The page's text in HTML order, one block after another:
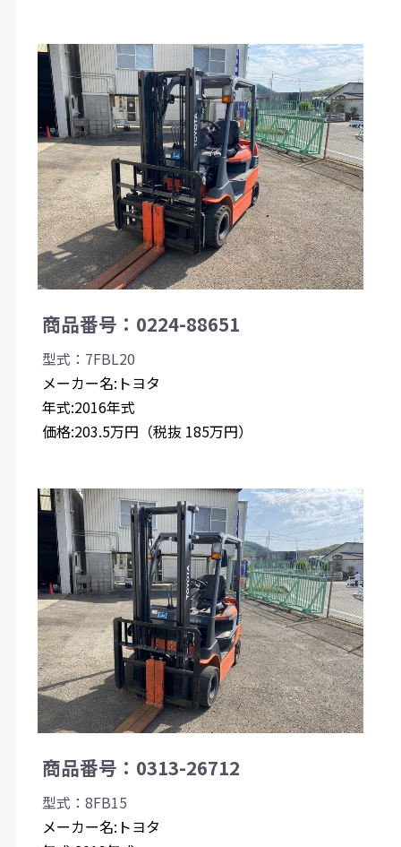
商品番号：0224-88651
型式：7FBL20
メーカー名:トヨタ
年式:2016年式
価格:203.5万円（税抜 185万円）
商品番号：0313-26712
型式：8FB15
メーカー名:トヨタ